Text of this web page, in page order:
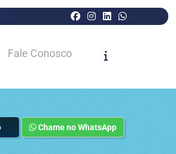
Fale Conosco
Chame no WhatsApp